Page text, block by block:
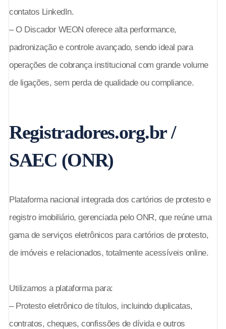
contatos LinkedIn.
– O Discador WEON oferece alta performance,
padronização e controle avançado, sendo ideal para
operações de cobrança institucional com grande volume
de ligações, sem perda de qualidade ou compliance.
Registradores.org.br /
SAEC (ONR)
Plataforma nacional integrada dos cartórios de protesto e
registro imobiliário, gerenciada pelo ONR, que reúne uma
gama de serviços eletrônicos para cartórios de protesto,
de imóveis e relacionados, totalmente acessíveis online.
Utilizamos a plataforma para:
– Protesto eletrônico de títulos, incluindo duplicatas,
contratos, cheques, confissões de dívida e outros